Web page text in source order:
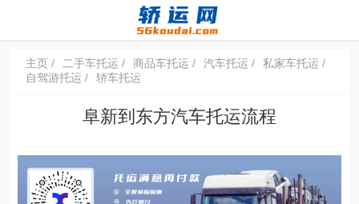
主页 二手车托运 商品车托运 汽车托运
私家车托运
自驾游托运
轿车托运
阜新到东方汽车托运流程